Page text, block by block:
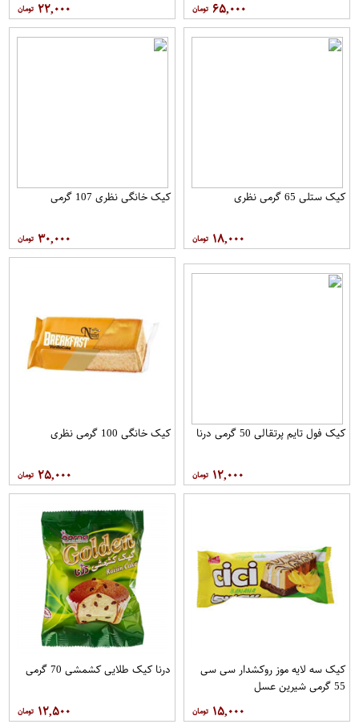
۶۵,۰۰۰ ۲۲,۰۰۰
کیک ستلی 65 گرمی نظری
۱۸,۰۰۰
کیک خانگی نظری 107 گرمی
۳۰,۰۰۰
کیک فول تایم پرتقالی 50 گرمی درنا
۱۲,۰۰۰
کیک خانگی 100 گرمی نظری
۲۵,۰۰۰
کیک سه لایه موز روکشدار سی سی
55 گرمی شیرین عسل
۱۵,۰۰۰
درنا کیک طلایی کشمشی 70 گرمی
۱۲,۵۰۰